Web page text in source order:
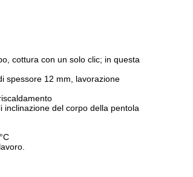
cottura con un solo clic; in questa
spessore 12 mm, lavorazione
del corpo della pentola